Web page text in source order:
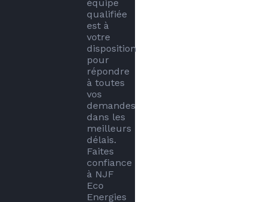
équipe
qualifiée
est à
votre
disposition
pour
répondre
à toutes
vos
demandes
dans les
meilleurs
délais.
Faites
confiance
à NJF
Eco
Energies